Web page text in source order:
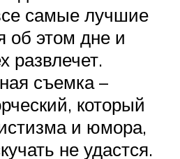
самые лучшие
об этом дне и
развлечет.
съемка –
который
и юмора,
не удастся.